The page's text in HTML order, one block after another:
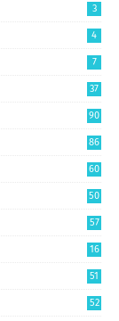
3
4
7
37
90
86
60
50
57
16
51
52